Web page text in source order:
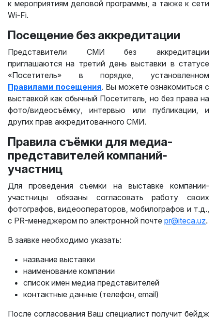
к мероприятиям деловой программы, а также к сети
Wi-Fi.
Посещение без аккредитации
Представители СМИ без аккредитации
приглашаются на третий день выставки в статусе
«Посетитель» в порядке, установленном
Правилами посещения. Вы можете ознакомиться с
выставкой как обычный Посетитель, но без права на
фото/видеосъёмку, интервью или публикации, и
других прав аккредитованного СМИ.
Правила съёмки для медиа-
представителей компаний-
участниц
Для проведения съемки на выставке компании-
участницы обязаны согласовать работу своих
фотографов, видеооператоров, мобилографов и т.д.,
с PR-менеджером по электронной почте pr@iteca.uz.
В заявке необходимо указать:
название выставки
наименование компании
список имен медиа представителей
контактные данные (телефон, email)
После согласования Ваш специалист получит бейдж